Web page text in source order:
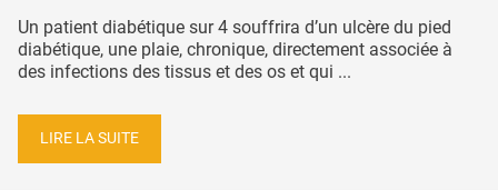
Un patient diabétique sur 4 souffrira d’un ulcère du pied
diabétique, une plaie, chronique, directement associée à
des infections des tissus et des os et qui ...
LIRE LA SUITE